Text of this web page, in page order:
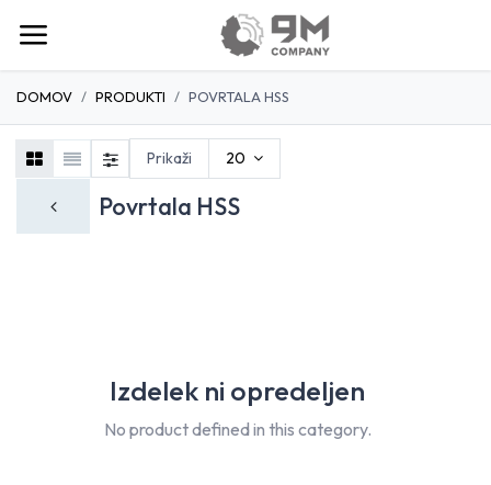
DOMOV PRODUKTI POVRTALA HSS
Povrtala HSS
Prikaži 20
Izdelek ni opredeljen
No product defined in this category.